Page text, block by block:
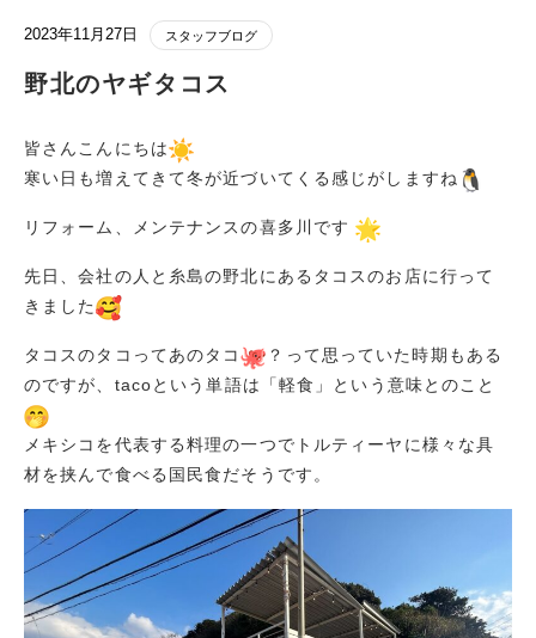
2023年11月27日 スタッフブログ
野北のヤギタコス
皆さんこんにちは
寒い日も増えてきて冬が近づいてくる感じがしますね
リフォーム、メンテナンスの喜多川です
先日、会社の人と 糸島の野北にあるタコスのお店に行って
きました
タコスのタコってあのタコ
？って思っていた時期もある
のですが、tacoという単語は「軽食」という意味とのこと
メキシコを代表する料理の一つでトルティーヤに様々な具
材を挟んで食べる国民食だそうです。